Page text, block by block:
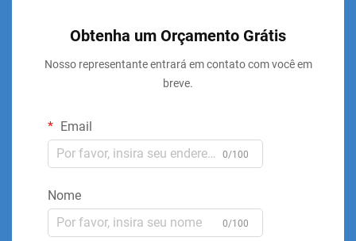
Obtenha um Orçamento Grátis
Nosso representante entrará em contato com você em
breve.
Email
0/100
Nome
0/100